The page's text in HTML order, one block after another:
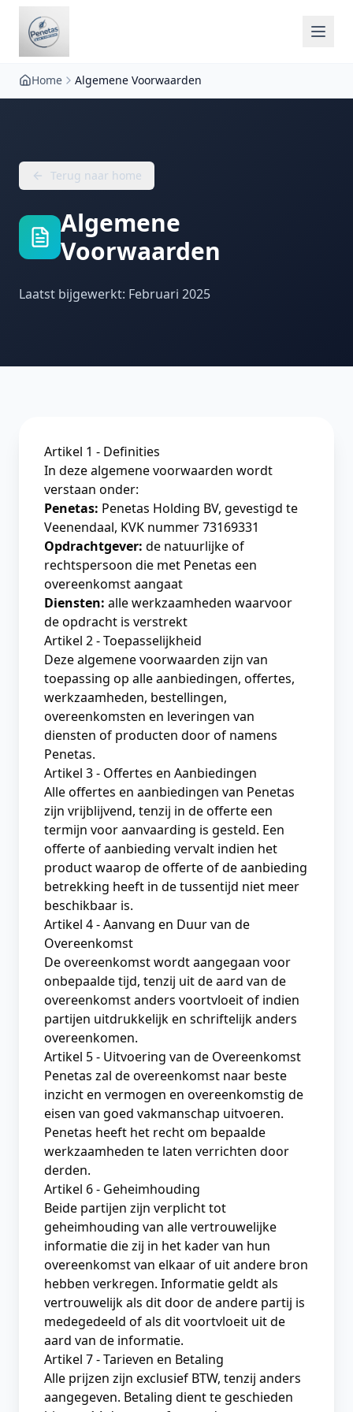
Home Algemene Voorwaarden
Terug naar home
Algemene
Voorwaarden
Laatst bijgewerkt: Februari 2025
Artikel 1 - Definities
In deze algemene voorwaarden wordt
verstaan onder:
Penetas: Penetas Holding BV, gevestigd te
Veenendaal, KVK nummer 73169331
Opdrachtgever: de natuurlijke of
rechtspersoon die met Penetas een
overeenkomst aangaat
Diensten: alle werkzaamheden waarvoor
de opdracht is verstrekt
Artikel 2 - Toepasselijkheid
Deze algemene voorwaarden zijn van
toepassing op alle aanbiedingen, offertes,
werkzaamheden, bestellingen,
overeenkomsten en leveringen van
diensten of producten door of namens
Penetas.
Artikel 3 - Offertes en Aanbiedingen
Alle offertes en aanbiedingen van Penetas
zijn vrijblijvend, tenzij in de offerte een
termijn voor aanvaarding is gesteld. Een
offerte of aanbieding vervalt indien het
product waarop de offerte of de aanbieding
betrekking heeft in de tussentijd niet meer
beschikbaar is.
Artikel 4 - Aanvang en Duur van de
Overeenkomst
De overeenkomst wordt aangegaan voor
onbepaalde tijd, tenzij uit de aard van de
overeenkomst anders voortvloeit of indien
partijen uitdrukkelijk en schriftelijk anders
overeenkomen.
Artikel 5 - Uitvoering van de Overeenkomst
Penetas zal de overeenkomst naar beste
inzicht en vermogen en overeenkomstig de
eisen van goed vakmanschap uitvoeren.
Penetas heeft het recht om bepaalde
werkzaamheden te laten verrichten door
derden.
Artikel 6 - Geheimhouding
Beide partijen zijn verplicht tot
geheimhouding van alle vertrouwelijke
informatie die zij in het kader van hun
overeenkomst van elkaar of uit andere bron
hebben verkregen. Informatie geldt als
vertrouwelijk als dit door de andere partij is
medegedeeld of als dit voortvloeit uit de
aard van de informatie.
Artikel 7 - Tarieven en Betaling
Alle prijzen zijn exclusief BTW, tenzij anders
aangegeven. Betaling dient te geschieden